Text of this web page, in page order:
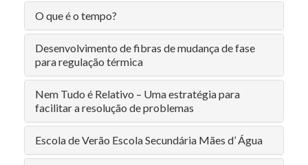
O que é o tempo?
Desenvolvimento de fibras de mudança de fase
para regulação térmica
Nem Tudo é Relativo – Uma estratégia para
facilitar a resolução de problemas
Escola de Verão Escola Secundária Mães d’ Água